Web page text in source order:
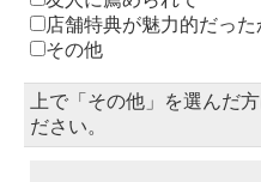
店舗特典が魅力的だった
その他
上で「その他」を選んだ
ださい。